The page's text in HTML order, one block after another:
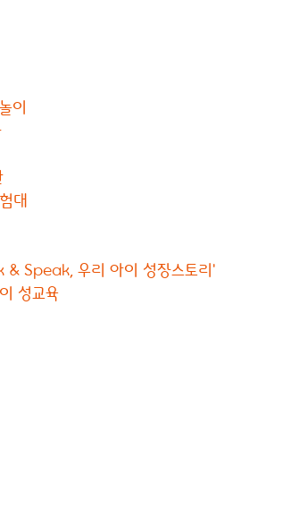
이
대
& Speak, 우리 아이 성장스토리'
성교육